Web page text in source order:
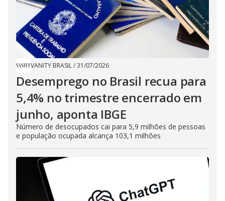
VANITY BRASIL/31/07/2026
Desemprego no Brasil recua para
5,4% no trimestre encerrado em
junho, aponta IBGE
Número de desocupados cai para 5,9 milhões de pessoas
e população ocupada alcança 103,1 milhões